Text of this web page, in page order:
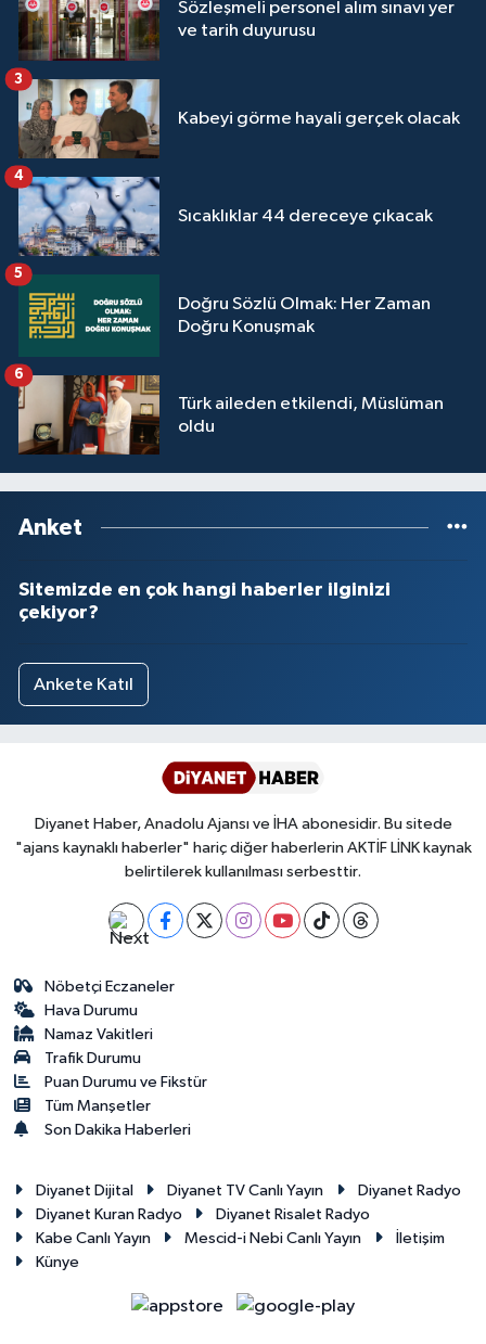
Sözleşmeli personel alım sınavı yer
ve tarih duyurusu
Kabeyi görme hayali gerçek olacak
3
Sıcaklıklar 44 dereceye çıkacak
4
Doğru Sözlü Olmak: Her Zaman
Doğru Konuşmak
5
Türk aileden etkilendi, Müslüman
oldu
6
Anket
Sitemizde en çok hangi haberler ilginizi
çekiyor?
Ankete Katıl
Diyanet Haber, Anadolu Ajansı ve İHA abonesidir. Bu sitede
"ajans kaynaklı haberler" hariç diğer haberlerin AKTİF LİNK kaynak
belirtilerek kullanılması serbesttir.
Nöbetçi Eczaneler
Hava Durumu
Namaz Vakitleri
Trafik Durumu
Puan Durumu ve Fikstür
Tüm Manşetler
Son Dakika Haberleri
Diyanet Dijital Diyanet TV Canlı Yayın
Diyanet Radyo
Diyanet Kuran Radyo
Diyanet Risalet Radyo
Kabe Canlı Yayın
Mescid-i Nebi Canlı Yayın
İletişim
Künye
Zonguldak Müftülüğü